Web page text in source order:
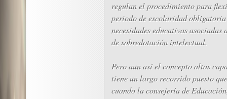
regulan el procedimiento para
periodo de escolaridad
necesidades educativas asociadas
de sobredotación intelectual.
Pero aun así el concepto altas
tiene un largo recorrido puesto
cuando la consejería de